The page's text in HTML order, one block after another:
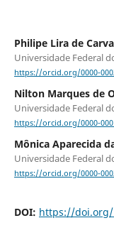
Philipe Lira de
Universidade Federal
https://orcid.org/0000-
Nilton Marques de
Universidade Federal
https://orcid.org/0000-
Mônica Aparecida
Universidade Federal
https://orcid.org/0000-
DOI: https://doi.org/